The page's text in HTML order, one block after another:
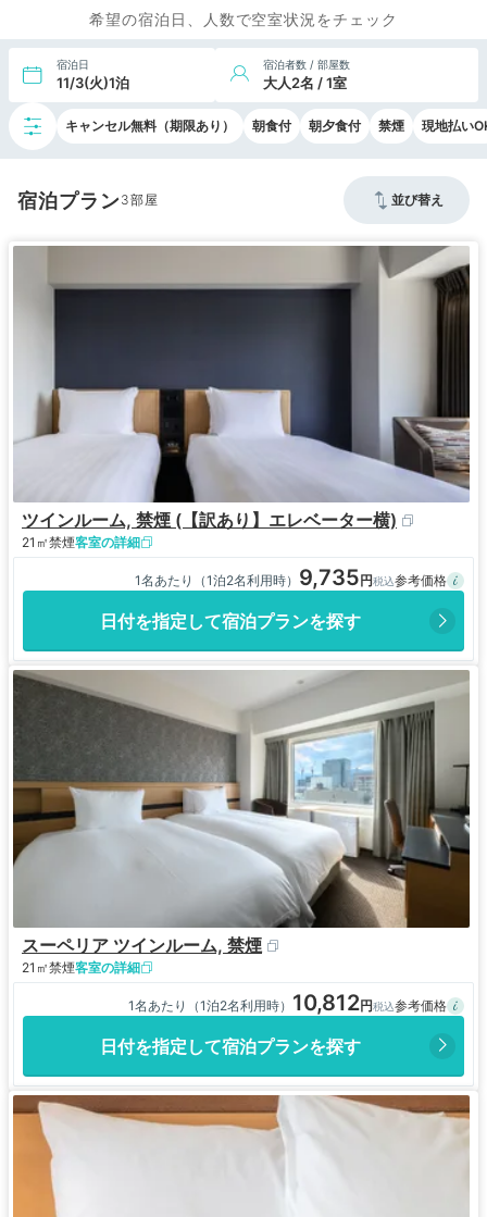
ホテルの施設も過不足ありません。湯量も豊富、アメニティの入浴
剤、それとDOVEのシェービングクリームが何気に嬉しい。
収納もOK、ラゲージラックみたいなものがあればベターだったか
な。
私にとってのメインのジムは1階の入り口脇にありました。
降雪で外に出るのもままならないのでストレッチやちょっとした筋
ちなみにチェックイン時に思い出したようにIHGのメンバーシップ
を利用。
思い起こせばANAホテルは博多、那覇、広島、大阪と西日本ばかり
てから昼時に戻ってパッキングできたので助かりました。
価格さえ折り合えば、ぜひ再訪したいところです。
希望の宿泊日、人数で空室状況をチェック
宿泊日
11/3(火)1泊
宿泊者数 / 部屋数
大人2名 / 1室
キャンセル無料（期限あり） 朝食付 朝夕食付 禁煙 現地払い
宿泊プラン3 並び替え
ツインルーム, 禁煙 (【訳あり】エレベーター横)
21㎡禁煙客室の詳細
1名あたり（1泊2名利用時） 9,735
日付を指定して宿泊プランを探す
スーペリア ツインルーム, 禁煙
21㎡禁煙客室の詳細
1名あたり（1泊2名利用時） 10,812
日付を指定して宿泊プランを探す